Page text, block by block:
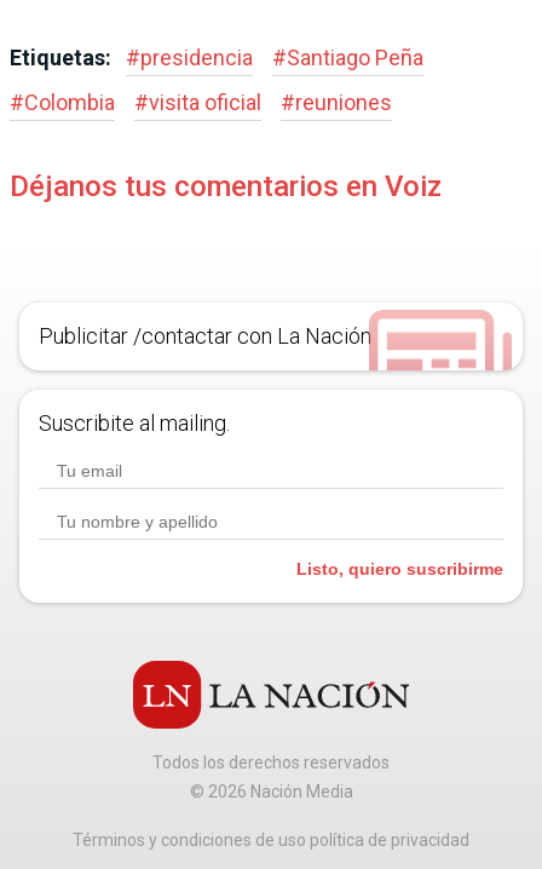
Etiquetas: #presidencia #Santiago Peña
#Colombia #visita oficial #reuniones
Déjanos tus comentarios en Voiz
Publicitar /contactar con La Nación
Suscribite al mailing.
Listo, quiero suscribirme
Todos los derechos reservados
© 2026 Nación Media
Términos y condiciones de uso política de privacidad